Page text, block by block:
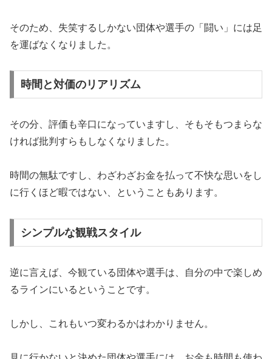
そのため、失笑するしかない団体や選手の「闘い」には足
を運ばなくなりました。
時間と対価のリアリズム
その分、評価も辛口になっていますし、そもそもつまらな
ければ批判すらもしなくなりました。
時間の無駄ですし、わざわざお金を払って不快な思いをし
に行くほど暇ではない、ということもあります。
シンプルな観戦スタイル
逆に言えば、今観ている団体や選手は、自分の中で楽しめ
るラインにいるということです。
しかし、これもいつ変わるかはわかりません。